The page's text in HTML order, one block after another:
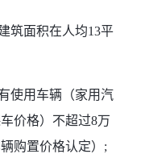
筑面积在人均13平
使用车辆（家用汽
价格）不超过8万
购置价格认定）;